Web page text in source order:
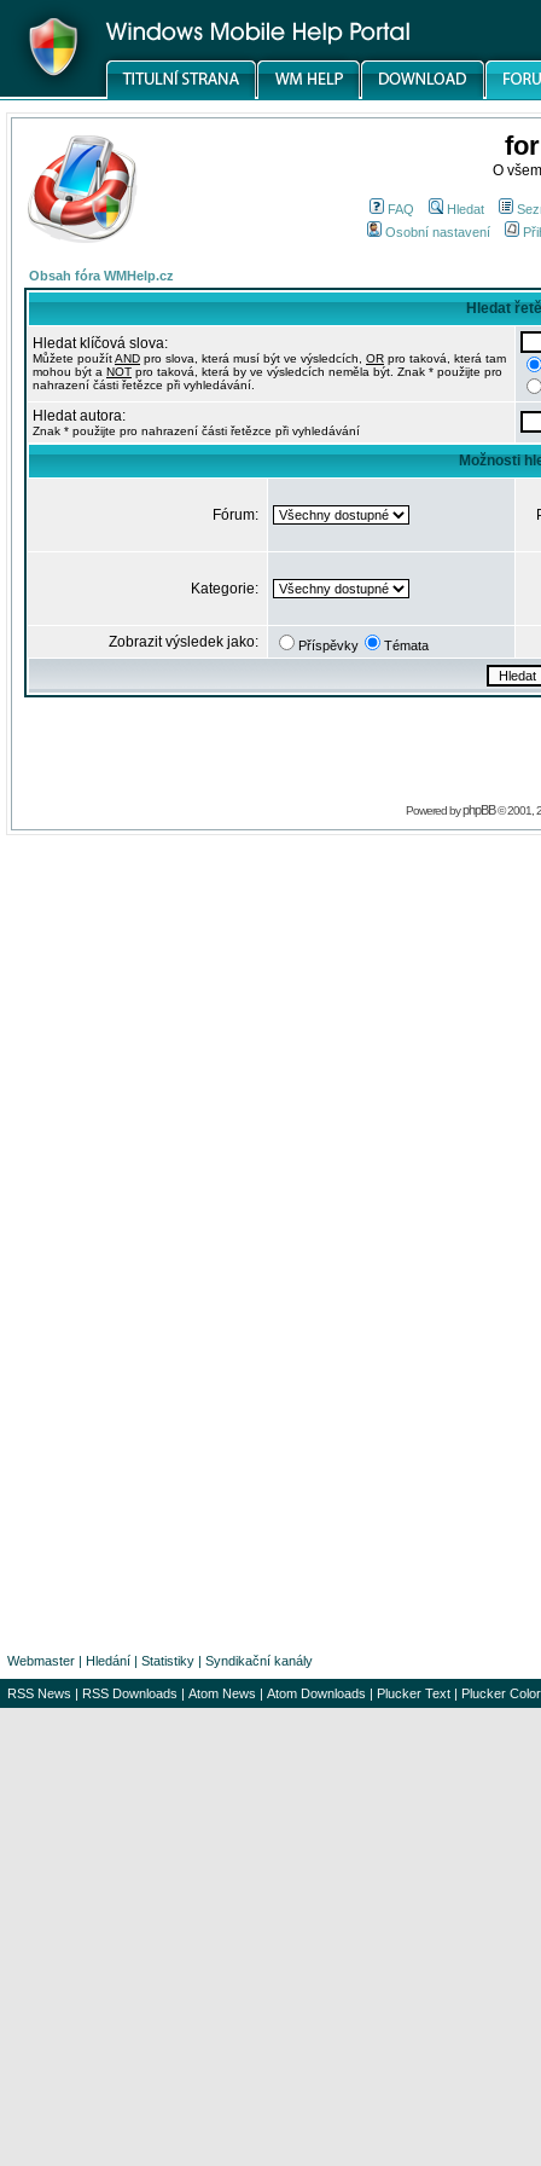
O
FAQ Hledat
Osobní nastavení
Obsah fóra WMHelp.cz
Hledat
Hledat klíčová slova:
Můžete použítAND pro slova, která musí být ve výsledcích, OR pro taková, která tam
mohou být a NOT pro taková, která by ve výsledcích neměla být. Znak * použijte pro
nahrazení části řetězce při vyhledávání.
Hledat autora:
Znak * použijte pro nahrazení části řetězce při vyhledávání
Možnosti
Fórum:
Kategorie:
Zobrazit výsledek jako: Příspěvky Témata
Powered byphpBB© 2001,
Webmaster | Hledání | Statistiky | Syndikační kanály
RSS News | RSS Downloads | Atom News | Atom Downloads | Plucker Text | Plucker Color